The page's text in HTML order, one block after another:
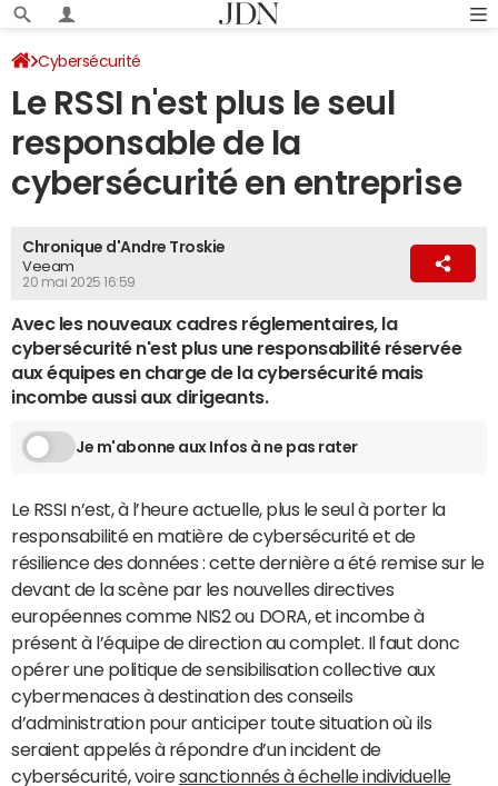
Cybersécurité
Le RSSI n'est plus le seul
responsable de la
cybersécurité en entreprise
Chronique d'Andre Troskie
Veeam
20 mai 2025 16:59
Avec les nouveaux cadres réglementaires, la
cybersécurité n'est plus une responsabilité réservée
aux équipes en charge de la cybersécurité mais
incombe aussi aux dirigeants.
Je m'abonne aux Infos à ne pas rater
Le RSSI n’est, à l’heure actuelle, plus le seul à porter la
responsabilité en matière de cybersécurité et de
résilience des données : cette dernière a été remise sur le
devant de la scène par les nouvelles directives
européennes comme NIS2 ou DORA, et incombe à
présent à l’équipe de direction au complet. Il faut donc
opérer une politique de sensibilisation collective aux
cybermenaces à destination des conseils
d’administration pour anticiper toute situation où ils
seraient appelés à répondre d’un incident de
cybersécurité, voiresanctionnés à échelle individuelle